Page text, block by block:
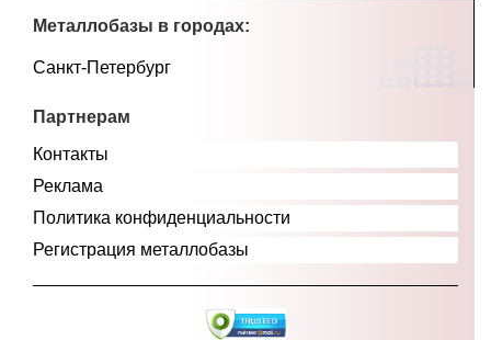
Металлобазы в городах:
Санкт-Петербург
Партнерам
Контакты
Реклама
Политика конфиденциальности
Регистрация металлобазы